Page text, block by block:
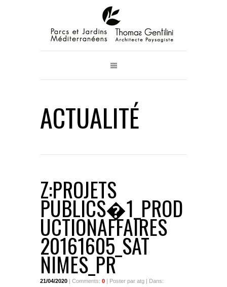
ACTUALITÉ
Z:PROJETS
PUBLICS�1_PROD
UCTIONAFFAIRES
20161605_SAT
NIMES_PR
21/04/2020 | Comments: 0 | Poster par atg | Dans: